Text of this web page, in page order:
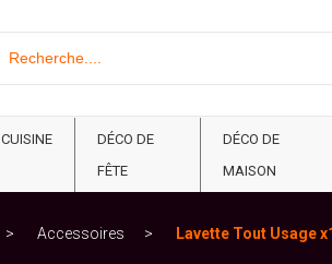
CUISINE
DÉCO DE
FÊTE
DÉCO DE
MAISON
Accessoires Lavette Tout Usage